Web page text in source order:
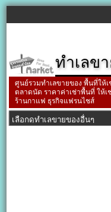
ทำเลข
ศูนย์รวมทำเลขายของ พื้นที่ให้
ตลาดนัด ราคาค่าเช่าพื้นที่ ให้
ร้านกาแฟ ธุรกิจแฟรนไชส์